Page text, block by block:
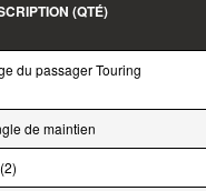
(QTÉ)
du passager Touring
de maintien